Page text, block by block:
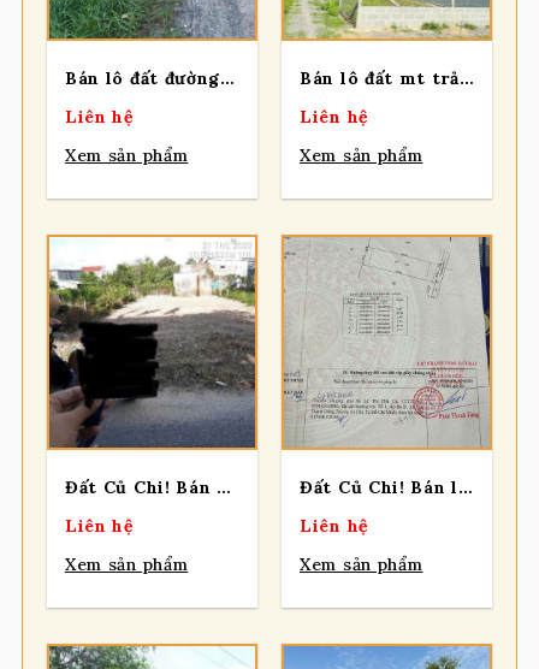
Bán lô đất đường số 233, 2 sẹc ngắn Bến Than, tổng 98m2, Xã Bình Mỹ.
Liên hệ
Xem sản phẩm
Bán lô đất mt trải đá, 1 sẹc Nguyễn Văn Khạ, dt 312m đất vườn, QH KDC, xã Tân An Hội
Liên hệ
Xem sản phẩm
Đất Củ Chi! Bán 02 lô đất mt Sông Lu 2, dt 108m/ lô, full thổ, xã Hòa Phú
Liên hệ
Xem sản phẩm
Đất Củ Chi! Bán lô đất mt đường trải đá oto, dt 381m, có 300m thổ, xã Tân Thạnh Đông
Liên hệ
Xem sản phẩm